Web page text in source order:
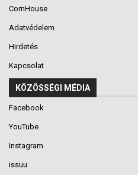
CornHouse
Adatvédelem
Hirdetés
Kapcsolat
KÖZÖSSÉGI MÉDIA
Facebook
YouTube
Instagram
issuu